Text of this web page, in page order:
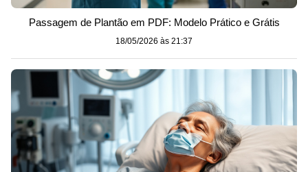
Passagem de Plantão em PDF: Modelo Prático e Grátis
18/05/2026 às 21:37